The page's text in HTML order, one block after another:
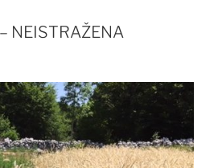
NEISTRAŽENA